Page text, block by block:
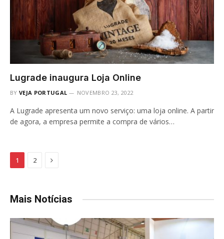
Lugrade inaugura Loja Online
BY VEJA PORTUGAL NOVEMBRO 23, 2022
A Lugrade apresenta um novo serviço: uma loja online. A partir
de agora, a empresa permite a compra de vários…
1 2 Next
Mais Notícias